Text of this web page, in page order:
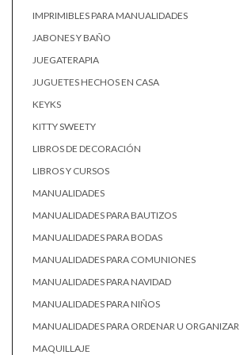
IMPRIMIBLES PARA MANUALIDADES
JABONES Y BAÑO
JUEGATERAPIA
JUGUETES HECHOS EN CASA
KEYKS
KITTY SWEETY
LIBROS DE DECORACIÓN
LIBROS Y CURSOS
MANUALIDADES
MANUALIDADES PARA BAUTIZOS
MANUALIDADES PARA BODAS
MANUALIDADES PARA COMUNIONES
MANUALIDADES PARA NAVIDAD
MANUALIDADES PARA NIÑOS
MANUALIDADES PARA ORDENAR U ORGANIZAR
MAQUILLAJE